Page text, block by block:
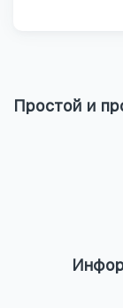
Простой и